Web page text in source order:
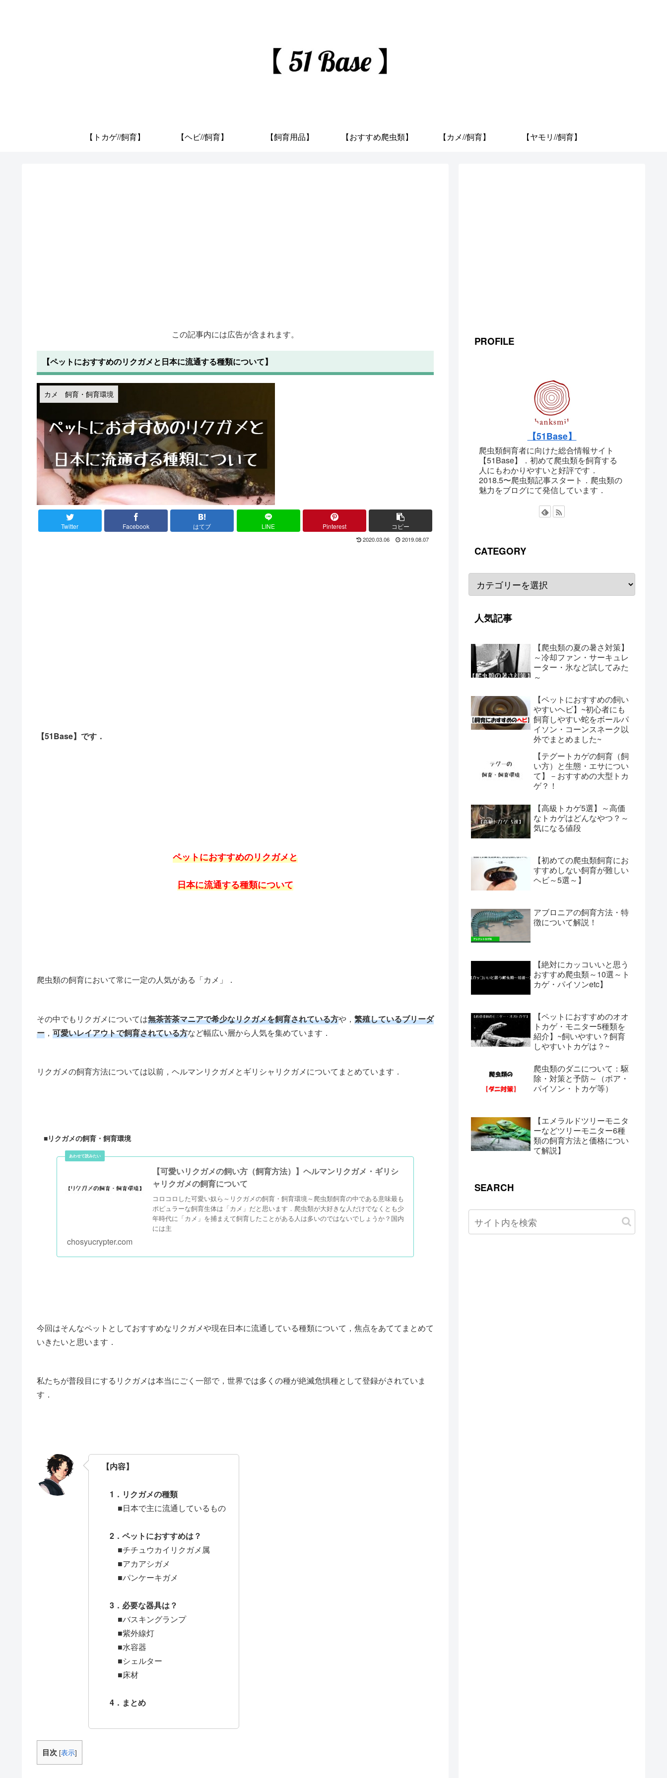
【トカゲ//飼育】 【ヘビ//飼育】 【飼育用品】 【おすすめ爬虫類】 【カメ//飼育】 【ヤモリ//飼育】
この記事内には広告が含まれます。
【ペットにおすすめのリクガメと日本に流通する種類について】
カメ 飼育・飼育環境
Twitter Facebook はてブ LINE Pinterest コピー
2020.03.06 2019.08.07
【51Base】です．
ペットにおすすめのリクガメと
日本に流通する種類について
爬虫類の飼育において常に一定の人気がある「カメ」．
その中でもリクガメについては無茶苦茶マニアで希少なリクガメを飼育されている方や， 繁殖しているブリーダ
ー ， 可愛いレイアウトで飼育されている方など幅広い層から人気を集めています．
リクガメの飼育方法については以前，ヘルマンリクガメとギリシャリクガメについてまとめています．
■リクガメの飼育・飼育環境
【可愛いリクガメの飼い方（飼育方法）】ヘルマンリクガメ・ギリシ
ャリクガメの飼育について
コロコロした可愛い奴ら～リクガメの飼育・飼育環境～爬虫類飼育の中である意味最も
ポピュラーな飼育生体は「カメ」だと思います．爬虫類が大好きな人だけでなくとも少
年時代に「カメ」を捕まえて飼育したことがある人は多いのではないでしょうか？国内
には主
chosyucrypter.com
今回はそんなペットとしておすすめなリクガメや現在日本に流通している種類について，焦点をあててまとめて
いきたいと思います．
私たちが普段目にするリクガメは本当にごく一部で，世界では多くの種が絶滅危惧種として登録がされていま
す．
【内容】
1．リクガメの種類
■日本で主に流通しているもの
2．ペットにおすすめは？
■チチュウカイリクガメ属
■アカアシガメ
■パンケーキガメ
3．必要な器具は？
■バスキングランプ
■紫外線灯
■水容器
■シェルター
■床材
4．まとめ
目次 [表示]
PROFILE
【51Base】
爬虫類飼育者に向けた総合情報サイト
【51Base】．初めて爬虫類を飼育する
人にもわかりやすいと好評です．
2018.5〜爬虫類記事スタート．爬虫類の
魅力をブログにて発信しています．
CATEGORY
人気記事
【爬虫類の夏の暑さ対策】
～冷却ファン・サーキュレ
ーター・氷など試してみた
～
【ペットにおすすめの飼い
やすいヘビ】~初心者にも
飼育しやすい蛇をボールパ
イソン・コーンスネーク以
外でまとめました~
【テグートカゲの飼育（飼
い方）と生態・エサについ
て】－おすすめの大型トカ
ゲ？！
【高級トカゲ5選】～高価
なトカゲはどんなやつ？～
気になる値段
【初めての爬虫類飼育にお
すすめしない飼育が難しい
ヘビ～5選～】
アブロニアの飼育方法・特
徴について解説！
【絶対にカッコいいと思う
おすすめ爬虫類～10選～ト
カゲ・パイソンetc】
【ペットにおすすめのオオ
トカゲ・モニター5種類を
紹介】~飼いやすい？飼育
しやすいトカゲは？~
爬虫類のダニについて：駆
除・対策と予防～（ボア・
パイソン・トカゲ等）
【エメラルドツリーモニタ
ーなどツリーモニター6種
類の飼育方法と価格につい
て解説】
SEARCH